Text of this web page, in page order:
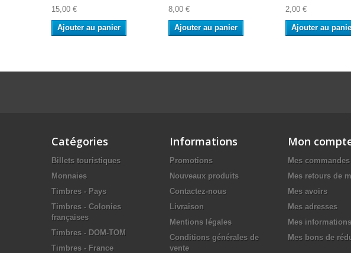
15,00 €
Ajouter au panier
8,00 €
Ajouter au panier
2,00 €
Ajouter au
Catégories
Billets touristiques
Monnaies
Timbres - Pays
Timbres - Colonies
françaises
Timbres - DOM-TOM
Timbres - France
Informations
Promotions
Nouveaux produits
Contactez-nous
Livraison
Mentions légales
Conditions générales de
vente
Mon
Mes commandes
Mes retours de
Mes avoirs
Mes adresses
Mes
Mes bons de